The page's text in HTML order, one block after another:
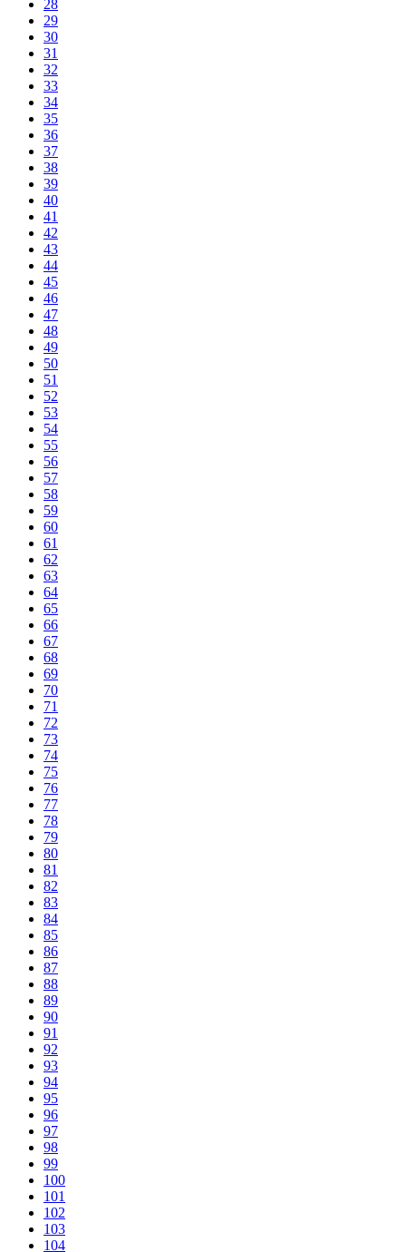
28
29
30
31
32
33
34
35
36
37
38
39
40
41
42
43
44
45
46
47
48
49
50
51
52
53
54
55
56
57
58
59
60
61
62
63
64
65
66
67
68
69
70
71
72
73
74
75
76
77
78
79
80
81
82
83
84
85
86
87
88
89
90
91
92
93
94
95
96
97
98
99
100
101
102
103
104